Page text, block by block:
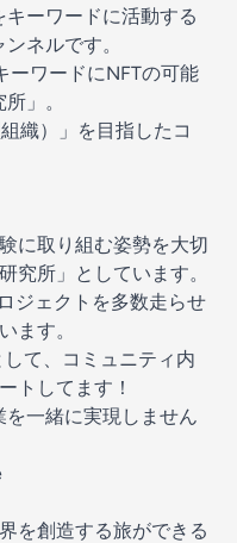
ーワードに活動する
ネルです。
ーワードにNFTの可能
」。
織）」を目指したコ
に取り組む姿勢を大切
究所」としています。
ジェクトを多数走らせ
ます。
て、コミュニティ内
トしてます！
一緒に実現しません
を創造する旅ができる